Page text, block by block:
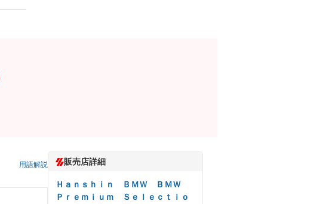
用語解説 販売店詳細
Ｈａｎｓｈｉｎ ＢＭＷ ＢＭＷ
Ｐｒｅｍｉｕｍ Ｓｅｌｅｃｔｉｏ